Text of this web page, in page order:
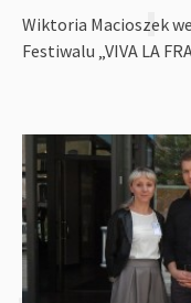
Wiktoria Macioszek
Festiwalu „VIVA LA